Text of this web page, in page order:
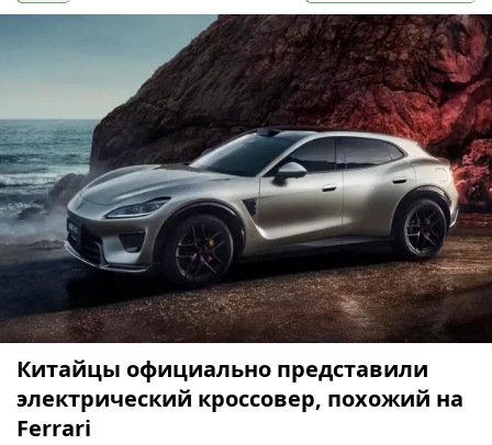
Китайцы официально представили
электрический кроссовер, похожий на
Ferrari